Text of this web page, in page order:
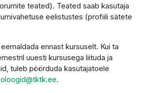
teated). Teated saab kasutaja
eelistustes (profiili sätete
ennast kursuselt. Kui ta
uuesti kursusega liituda ja
tuleb pöörduda kasutajatoele
.